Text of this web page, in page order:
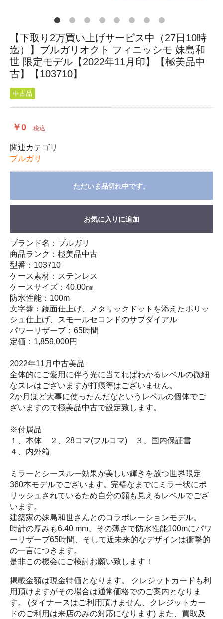
【下取り2万買い上げサービス中（27日10時
迄）】ブルガリオクト フィニッシモ 妹島和
世 限定モデル【2022年11月印】【極美品中
古】【103710】
中古品
￥0 税込
関連カテゴリ
ブルガリ
ただいま品切れ中です。
お気に入りに追加
ブランド名：ブルガリ
商品ランク：極美品中古
型番：103710
ケース素材：ステンレス
ケースサイズ：40.00㎜
防水性能：100m
文字盤：鏡面仕上げ、メタリックドットを添えたポリッ
シュ仕上げ、スモールセコンドのサブダイアル
パワーリザーブ：65時間
定価：1,859,000円
2022年11月中古美品
全体的にご愛用に伴う光に当てればわかるレベルの微細
なスレはございますが打痕等はございません。
2か月ほど大事に使ったんだなというレベルの個体でご
ざいますので極美品中古で設定致します。
※付属品
１、本体 ２、28コマ(フルコマ) ３、国内保証書
４、内外箱
ミラーとシースルー効果が美しい輝きを放つ世界限定
360本モデルでございます。完璧なまでにミラー状にポ
リッシュされているため自分の顔も見えるレベルでござ
います。
建築家の妹島和世さんとのコラボレーションモデル。
時計の厚みも6.40 mm、その薄さで防水性能100mにパワ
ーリザーブ65時間、そして近未来的なデザインは衝撃的
の一言につきます。
是非この機会にご検討お願い致します！
掲載金額は現金特価となります。 クレジットカードも利
用頂けますがその場合は通常価格でのご案内となりま
す。 (ダイナースはご利用頂けません、クレジットカー
ドのご利用は来店のみの対応になります) また、買取及